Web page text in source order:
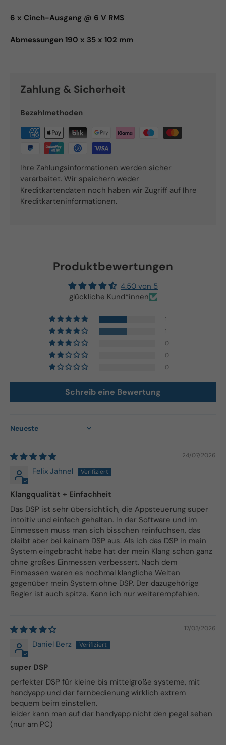
6 x Cinch-Ausgang @ 6 V RMS
Abmessungen 190 x 35 x 102 mm
Zahlung & Sicherheit
Bezahlmethoden
Ihre Zahlungsinformationen werden sicher
verarbeitet. Wir speichern weder
Kreditkartendaten noch haben wir Zugriff auf Ihre
Kreditkarteninformationen.
Produktbewertungen
4.50 von 5
glückliche Kund*innen
1
1
0
0
0
Schreib eine Bewertung
Sort by
24/07/2026
Felix Jahnel
Klangqualität + Einfachheit
Das DSP ist sehr übersichtlich, die Appsteuerung super
intoitiv und einfach gehalten. In der Software und im
Einmessen muss man sich bisschen reinfuchsen, das
bleibt aber bei keinem DSP aus. Als ich das DSP in mein
System eingebracht habe hat der mein Klang schon ganz
ohne großes Einmessen verbessert. Nach dem
Einmessen waren es nochmal klangliche Welten
gegenüber mein System ohne DSP. Der dazugehörige
Regler ist auch spitze. Kann ich nur weiterempfehlen.
17/03/2026
Daniel Berz
super DSP
perfekter DSP für kleine bis mittelgroße systeme, mit
handyapp und der fernbedienung wirklich extrem
bequem beim einstellen.
leider kann man auf der handyapp nicht den pegel sehen
(nur am PC)